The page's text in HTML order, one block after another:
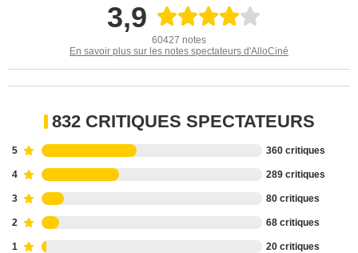
3,9
60427 notes
En savoir plus sur les notes spectateurs d'AlloCiné
832 CRITIQUES SPECTATEURS
5 360 critiques
4 289 critiques
3 80 critiques
2 68 critiques
1 20 critiques